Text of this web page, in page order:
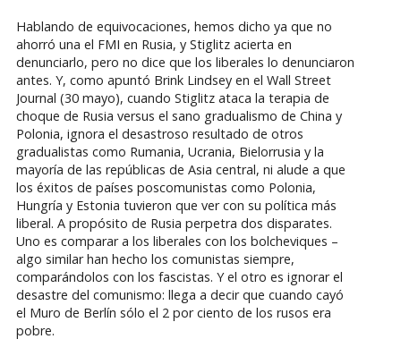
Hablando de equivocaciones, hemos dicho ya que no
ahorró una el FMI en Rusia, y Stiglitz acierta en
denunciarlo, pero no dice que los liberales lo denunciaron
antes. Y, como apuntó Brink Lindsey en el Wall Street
Journal (30 mayo), cuando Stiglitz ataca la terapia de
choque de Rusia versus el sano gradualismo de China y
Polonia, ignora el desastroso resultado de otros
gradualistas como Rumania, Ucrania, Bielorrusia y la
mayoría de las repúblicas de Asia central, ni alude a que
los éxitos de países poscomunistas como Polonia,
Hungría y Estonia tuvieron que ver con su política más
liberal. A propósito de Rusia perpetra dos disparates.
Uno es comparar a los liberales con los bolcheviques –
algo similar han hecho los comunistas siempre,
comparándolos con los fascistas. Y el otro es ignorar el
desastre del comunismo: llega a decir que cuando cayó
el Muro de Berlín sólo el 2 por ciento de los rusos era
pobre.